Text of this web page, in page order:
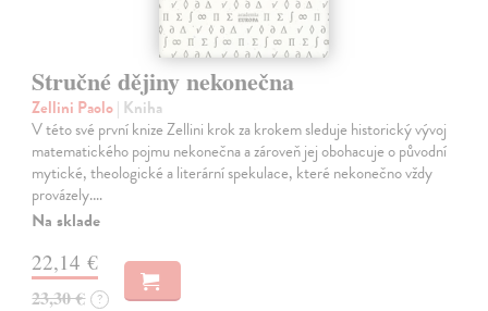
Stručné dějiny nekonečna
Zellini Paolo| Kniha
V této své první knize Zellini krok za krokem sleduje historický vývoj
matematického pojmu nekonečna a zároveň jej obohacuje o původní
mytické, theologické a literární spekulace, které nekonečno vždy
provázely.…
Na sklade
22,14 €
23,30 € ?